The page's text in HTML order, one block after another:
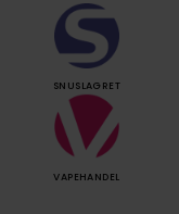
SNUSLAGRET
VAPEHANDEL